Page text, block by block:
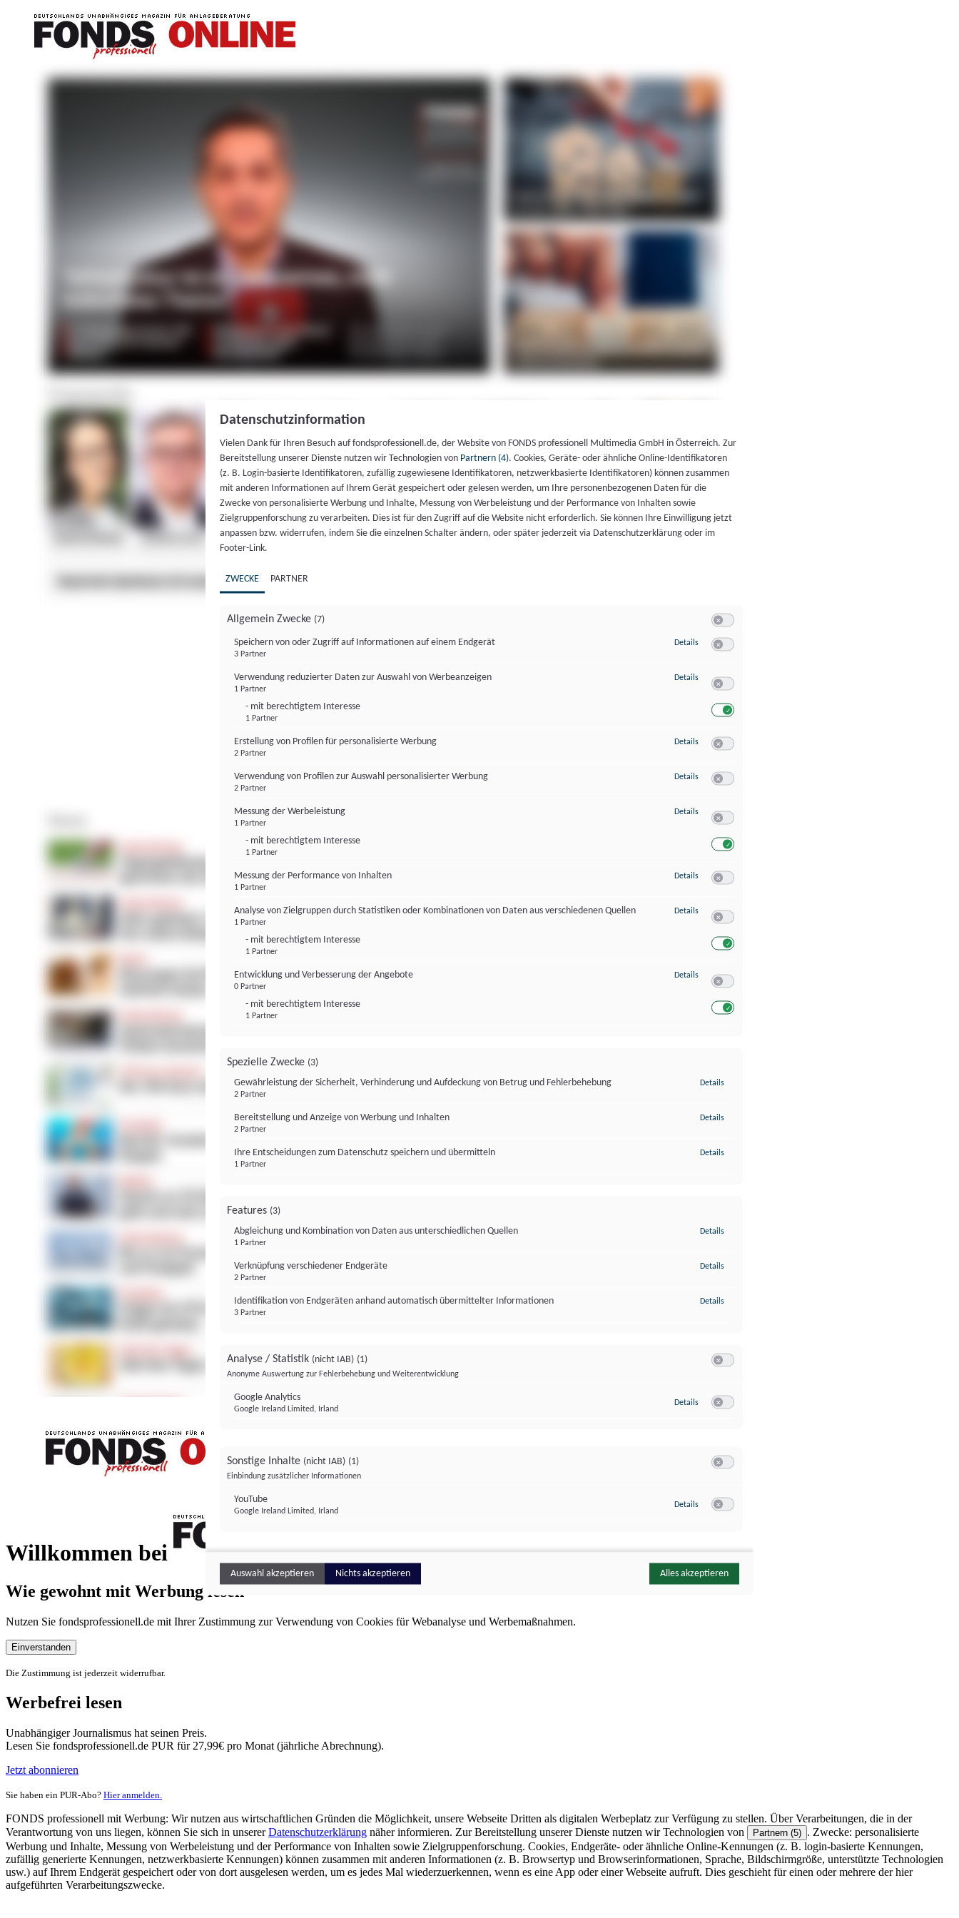
Willkommen bei
FONDS professionell
Wie gewohnt mit Werbung lesen
Nutzen Sie fondsprofessionell.de mit Ihrer Zustimmung zur Verwendung von Cookies für Webanalyse und Werbemaßnahmen.
Einverstanden
Die Zustimmung ist jederzeit widerrufbar.
Werbefrei lesen
Unabhängiger Journalismus hat seinen Preis.
Lesen Sie fondsprofessionell.de PUR für 27,99€ pro Monat (jährliche Abrechnung).
Jetzt abonnieren
Sie haben ein PUR-Abo? Hier anmelden.
FONDS professionell mit Werbung: Wir nutzen aus wirtschaftlichen Gründen die Möglichkeit, unsere Webseite Dritten als digitalen Werbeplatz zur Verfügung zu stellen. Über Verarbeitungen, die in der
Verantwortung von uns liegen, können Sie sich in unsererDatenschutzerklärung näher informieren. Zur Bereitstellung unserer Dienste nutzen wir Technologien von Partnern (5) . Zwecke: personalisierte
Werbung und Inhalte, Messung von Werbeleistung und der Performance von Inhalten sowie Zielgruppenforschung. Cookies, Endgeräte- oder ähnliche Online-Kennungen (z. B. login-basierte Kennungen,
zufällig generierte Kennungen, netzwerkbasierte Kennungen) können zusammen mit anderen Informationen (z. B. Browsertyp und Browserinformationen, Sprache, Bildschirmgröße, unterstützte Technologien
usw.) auf Ihrem Endgerät gespeichert oder von dort ausgelesen werden, um es jedes Mal wiederzuerkennen, wenn es eine App oder einer Webseite aufruft. Dies geschieht für einen oder mehrere der hier
aufgeführten Verarbeitungszwecke.
Datenschutzinformation
Vielen Dank für Ihren Besuch auf fondsprofessionell.de, der Website von FONDS professionell Multimedia GmbH in Österreich. Zur
Bereitstellung unserer Dienste nutzen wir Technologien von Partnern (4). Cookies, Geräte- oder ähnliche Online-Identifikatoren
(z. B. Login-basierte Identifikatoren, zufällig zugewiesene Identifikatoren, netzwerkbasierte Identifikatoren) können zusammen
mit anderen Informationen auf Ihrem Gerät gespeichert oder gelesen werden, um Ihre personenbezogenen Daten für die
Zwecke von personalisierte Werbung und Inhalte, Messung von Werbeleistung und der Performance von Inhalten sowie
Zielgruppenforschung zu verarbeiten. Dies ist für den Zugriff auf die Website nicht erforderlich. Sie können Ihre Einwilligung jetzt
anpassen bzw. widerrufen, indem Sie die einzelnen Schalter ändern, oder später jederzeit via Datenschutzerklärung oder im
Footer-Link.
ZWECKE PARTNER
Allgemein Zwecke (7)
Speichern von oder Zugriff auf Informationen auf einem Endgerät
3 Partner
Details zu Speichern von oder Zugriff auf Informationen auf einem Endgerät
Verwendung reduzierter Daten zur Auswahl von Werbeanzeigen
1 Partner
- mit berechtigtem Interesse
1 Partner
Details zu Verwendung reduzierter Daten zur Auswahl von Werbeanzeigen
Erstellung von Profilen für personalisierte Werbung
2 Partner
Details zu Erstellung von Profilen für personalisierte Werbung
Verwendung von Profilen zur Auswahl personalisierter Werbung
2 Partner
Details zu Verwendung von Profilen zur Auswahl personalisierter Werbung
Messung der Werbeleistung
1 Partner
- mit berechtigtem Interesse
1 Partner
Details zu Messung der Werbeleistung
Messung der Performance von Inhalten
1 Partner
Details zu Messung der Performance von Inhalten
Analyse von Zielgruppen durch Statistiken oder Kombinationen von Daten aus verschiedenen Quellen
1 Partner
- mit berechtigtem Interesse
1 Partner
Details zu Analyse von Zielgruppen durch Statistiken oder Kombinationen von
Entwicklung und Verbesserung der Angebote
0 Partner
- mit berechtigtem Interesse
1 Partner
Details zu Entwicklung und Verbesserung der Angebote
Spezielle Zwecke (3)
Gewährleistung der Sicherheit, Verhinderung und Aufdeckung von Betrug und Fehlerbehebung
2 Partner
Details
Bereitstellung und Anzeige von Werbung und Inhalten
2 Partner
Details
Ihre Entscheidungen zum Datenschutz speichern und übermitteln
1 Partner
Details
Features (3)
Abgleichung und Kombination von Daten aus unterschiedlichen Quellen
1 Partner
Details
Verknüpfung verschiedener Endgeräte
2 Partner
Details
Identifikation von Endgeräten anhand automatisch übermittelter Informationen
3 Partner
Details
Analyse / Statistik (nicht IAB) (1)
Anonyme Auswertung zur Fehlerbehebung und Weiterentwicklung
Google Analytics
Google Ireland Limited, Irland
Details zu Google Analytics
Sonstige Inhalte (nicht IAB) (1)
Einbindung zusätzlicher Informationen
YouTube
Google Ireland Limited, Irland
Details zu YouTube
Auswahl akzeptieren Nichts akzeptieren Alles akzeptieren